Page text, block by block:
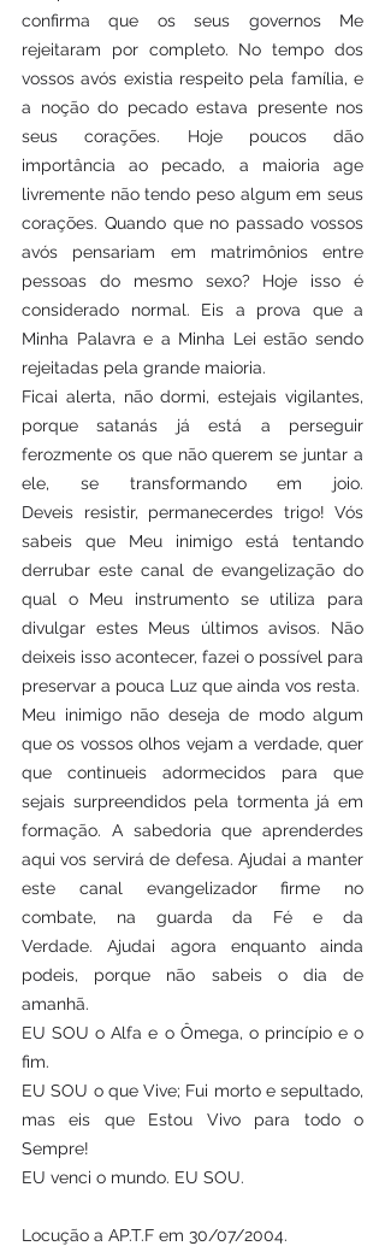
confirma que os seus governos Me
rejeitaram por completo. No tempo dos
vossos avós existia respeito pela família, e
a noção do pecado estava presente nos
seus corações. Hoje poucos dão
importância ao pecado, a maioria age
livremente não tendo peso algum em seus
corações. Quando que no passado vossos
avós pensariam em matrimônios entre
pessoas do mesmo sexo? Hoje isso é
considerado normal. Eis a prova que a
Minha Palavra e a Minha Lei estão sendo
rejeitadas pela grande maioria.
Ficai alerta, não dormi, estejais vigilantes,
porque satanás já está a perseguir
ferozmente os que não querem se juntar a
ele, se transformando em joio.
Deveis resistir, permanecerdes trigo! Vós
sabeis que Meu inimigo está tentando
derrubar este canal de evangelização do
qual o Meu instrumento se utiliza para
divulgar estes Meus últimos avisos. Não
deixeis isso acontecer, fazei o possível para
preservar a pouca Luz que ainda vos resta.
Meu inimigo não deseja de modo algum
que os vossos olhos vejam a verdade, quer
que continueis adormecidos para que
sejais surpreendidos pela tormenta já em
formação. A sabedoria que aprenderdes
aqui vos servirá de defesa. Ajudai a manter
este canal evangelizador firme no
combate, na guarda da Fé e da
Verdade. Ajudai agora enquanto ainda
podeis, porque não sabeis o dia de
amanhã.
EU SOU o Alfa e o Ômega, o princípio e o
fim.
EU SOU o que Vive; Fui morto e sepultado,
mas eis que Estou Vivo para todo o
Sempre!
EU venci o mundo. EU SOU.
Locução a AP.T.F em 30/07/2004.